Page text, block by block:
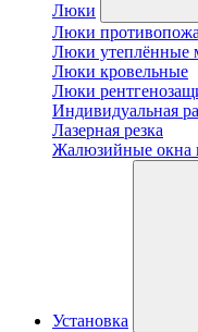
Люки
Люки
Люки утеплённые
Люки кровельные
Люки
Индивидуальная
Лазерная резка
Жалюзийные окна
Установка